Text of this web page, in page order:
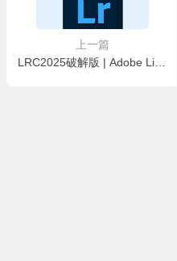
上一篇
LRC2025破解版 | Adobe Lightroom Classic v14.5.0.4-m0nkrus 中文破解版